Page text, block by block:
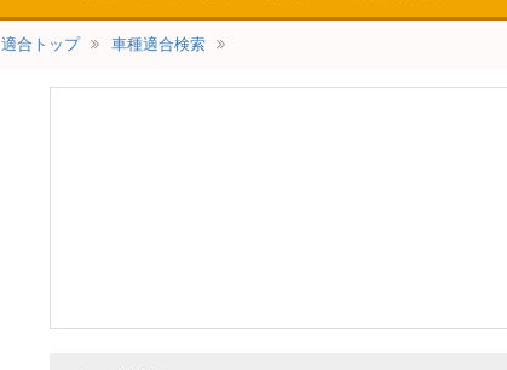
適合トップ 車種適合検索